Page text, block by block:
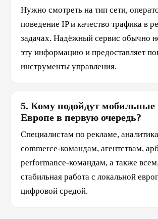
Нужно смотреть на тип сети,
поведение IP и качество трафика в
задачах. Надёжный сервис обычно
эту информацию и предоставляет
инструменты управления.
5. Кому подойдут мобильные
Европе в первую очередь?
Специалистам по рекламе,
commerce-командам, агентствам,
performance-командам, а также
стабильная работа с локальной
цифровой средой.